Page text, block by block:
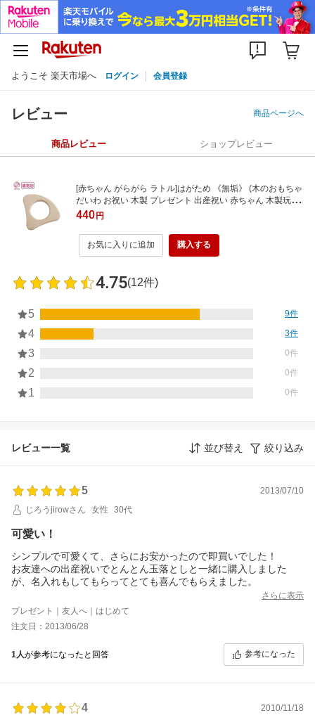
ようこそ 楽天市場へ ログイン 会員登録
レビュー 商品ページへ
商品レビュー ショップレビュー
[赤ちゃん がらがら ラトル]はがため 《無垢》 (木のおもちゃ
だいわ お祝い 木製 プレゼント 出産祝い 赤ちゃん 木製玩具)
【木製おもちゃのだいわ直営店】
440円
お気に入りに追加 購入する
4.75(12件)
5 9件
4 3件
3 0件
2 0件
1 0件
レビュー一覧 並び替え 絞り込み
5
2013/07/10
じろうjirowさん
女性 30代
可愛い！
シンプルで可愛くて、さらにお安かったので即買いでした！
お友達への出産祝いでとんとん玉落としと一緒に購入しました
が、名入れもしてもらってとても喜んでもらえました。
さらに表示
プレゼント｜友人へ｜はじめて
注文日：2013/06/28
1人が参考になったと回答 参考になった
4
2010/11/18